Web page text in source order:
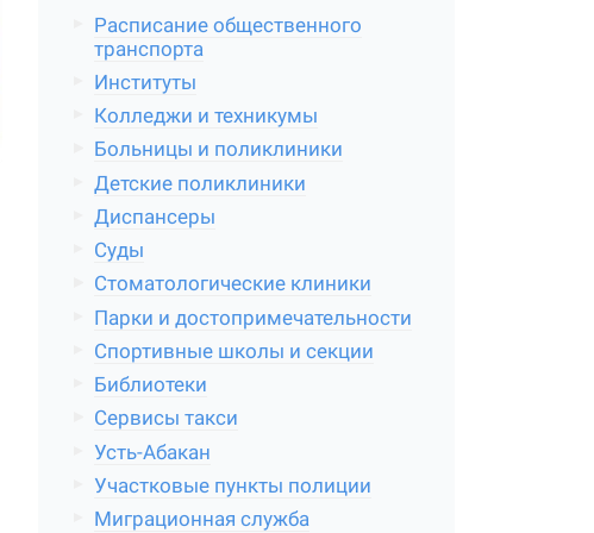
Расписание общественного
транспорта
Институты
Колледжи и техникумы
Больницы и поликлиники
Детские поликлиники
Диспансеры
Суды
Стоматологические клиники
Парки и достопримечательности
Спортивные школы и секции
Библиотеки
Сервисы такси
Усть-Абакан
Участковые пункты полиции
Миграционная служба